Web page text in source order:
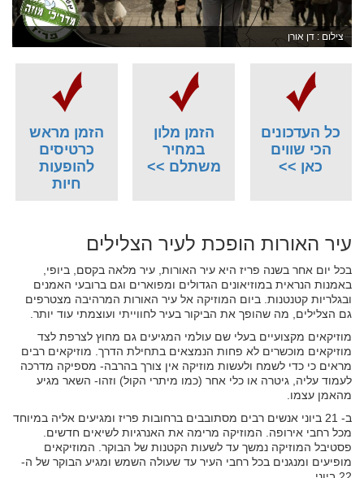
צילום : דן אורן
כל העדכונים
הכי שווים
כאן >>
הזמן מלון
במחיר
משתלם >>
הזמן מראש
כרטיסים
להופעות
חיות
עיר האורות הופכת לעיר הצלילים
בכל יום אחר בשנה פריז היא עיר האורות, עיר מלאה בקסם, ביופי,
באמנות הנראית במוזיאונים הגדולים ומפוארים וגם ברובעי האמנים
ובגלריות קטנטנות. ביום המוזיקה אל עיר האורות המרהיבה מצטרפים
גם הצלילים, מה שהופך את הביקור בעיר לחווייתי ועוצמתי עוד יותר.
מוזיקאים מקצועיים בעלי שם עולמי המגיעים גם מחוץ לצרפת לצד
מוזיקאים מוכשרים לא פחות הנמצאים בתחילת הדרך. מוזיקאים רבים
מראים כי כדי לשמח ולעשות מוזיקה אין צורך בהרבה- מספיקה מדרכה
לעמוד עליה, גיטרה או כלי אחר (כמו מיתרי הקול) וזהו- השאר מגיע
מהאמן עצמו.
ב- 21 ביוני אנשים רבים מסתובבים ברחובות פריז ומגיעים אליה במיוחד
מכל רחבי אירופה. המוזיקה מרימה את האנרגיות לשיאים חדשים.
פסטיבל המוזיקה נמשך עד לשעות הקטנות של הבוקר. המוזיקאים
מופיעים ומנגנים בכל רחבי העיר עד שעולה השמש ומגיע הבוקר של ה-